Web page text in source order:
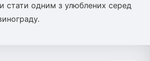
стати одним з улюблених серед